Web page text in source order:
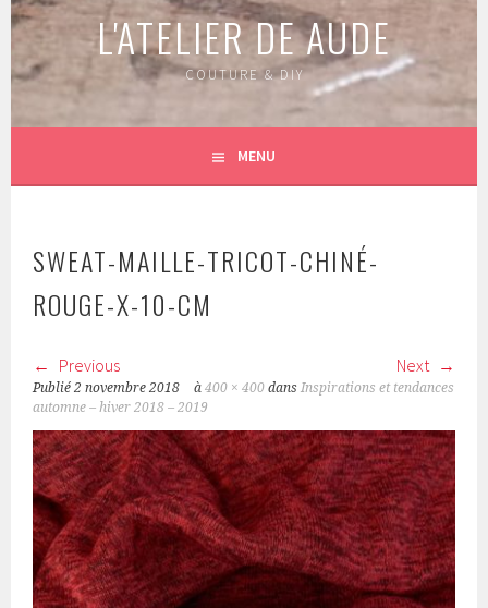
L'ATELIER DE AUDE
COUTURE & DIY
MENU
SWEAT-MAILLE-TRICOT-CHINÉ-
ROUGE-X-10-CM
Previous Next
Publié2 novembre 2018 à400 × 400 dansInspirations et tendances
automne – hiver 2018 – 2019